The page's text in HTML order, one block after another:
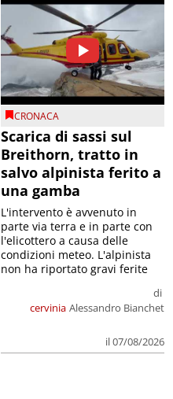
CRONACA
Scarica di sassi sul
Breithorn, tratto in
salvo alpinista ferito a
una gamba
cervinia
di
Alessandro Bianchet
il 07/08/2026
L'intervento è avvenuto in
parte via terra e in parte con
l'elicottero a causa delle
condizioni meteo. L'alpinista
non ha riportato gravi ferite